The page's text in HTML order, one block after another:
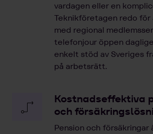
vardagen eller en
Teknikföretagen redo
med regional
telefonjour öppen
enkelt stöd av Sveriges
på arbetsrätt.
Kostnadseffektiva
och
Pension och försäkringar